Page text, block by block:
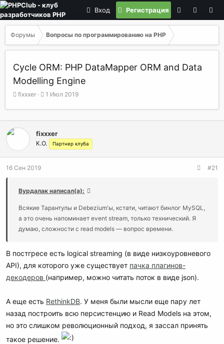
Вход Регистрация
Форумы Вопросы по программированию на РНР
Cycle ORM: PHP DataMapper ORM and Data
Modelling Engine
А
т
о
р
м
ы
fixxxer
Д
т
а
ч
а
1 Июл 2019
fixxxer
К.О. Партнер клуба
16 Сен 2019 #21
Вурдалак написал(а):
Всякие Тарантулы и Debezium'ы, кстати, читают бинлог MySQL,
а это очень напоминает event stream, только технический. Я
думаю, сложности с read models — вопрос времени.
В постгресе есть logical streaming (в виде низкоуровневого
API), для которого уже существует пачка плагинов-
декодеров (например, можно читать поток в виде json).
А еще есть RethinkDB. У меня были мысли еще пару лет
назад построить всю персистенцию и Read Models на этом,
но это слишком революционный подход, я зассал принять
такое решение.